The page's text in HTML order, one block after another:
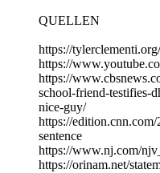
QUELLEN
https://
https://
https://
school-friend-testifies-
nice-guy/
https://
sentence
https://www.nj.com/
https://orinam.net/